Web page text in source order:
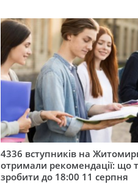
4336 вступників на
отримали рекомендації: що
зробити до 18:00 11 серпня